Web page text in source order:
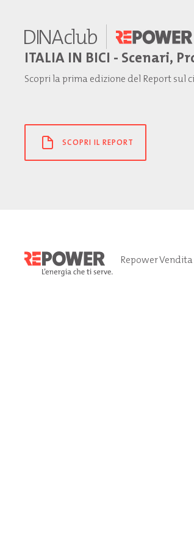
ITALIA IN BICI - Scenari,
Scopri la prima edizione del Report sul
SCOPRI IL REPORT
Repower